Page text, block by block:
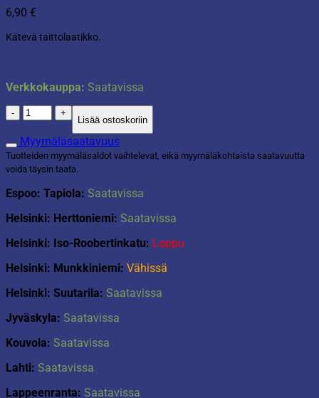
6,90 €
Kätevä taittolaatikko.
Verkkokauppa: Saatavissa
Taittolaatikko
2kpl
hiekka
määrä
Lisää ostoskoriin
Myymäläsaatavuus
Tuotteiden myymäläsaldot vaihtelevat, eikä myymäläkohtaista saatavuutta
voida täysin taata.
Espoo: Tapiola: Saatavissa
Helsinki: Herttoniemi: Saatavissa
Helsinki: Iso-Roobertinkatu: Loppu
Helsinki: Munkkiniemi: Vähissä
Helsinki: Suutarila: Saatavissa
Jyväskyla: Saatavissa
Kouvola: Saatavissa
Lahti: Saatavissa
Lappeenranta: Saatavissa